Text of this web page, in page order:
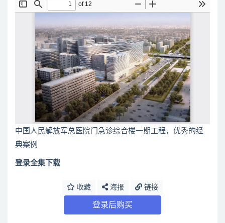
中国人民解放军总医院门急诊综合楼一期工程，优秀的经
典案例
登录全集下载
收藏 海报 链接
登录后购买